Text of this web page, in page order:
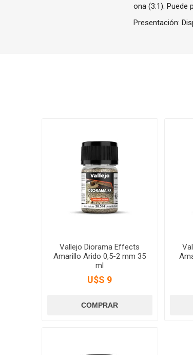
ona (3:1). Puede
Presentación:
Vallejo Diorama Effects
Amarillo Arido 0,5-2 mm 35
ml
U$S 9